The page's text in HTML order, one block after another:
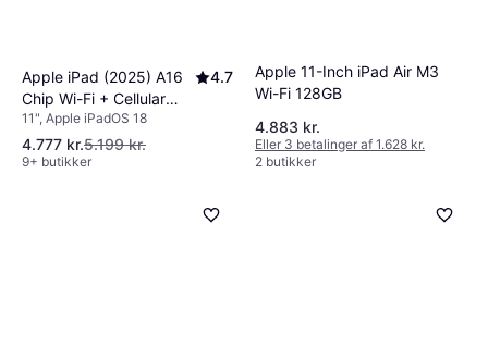
Apple iPad (2025) A16
Chip Wi-Fi + Cellular
128GB Blue
4.7
11", Apple iPadOS 18
4.777 kr.5.199 kr.
9+ butikker
Apple 11-Inch iPad Air M3
Wi-Fi 128GB
4.883 kr.
Eller 3 betalinger af 1.628 kr.
2 butikker